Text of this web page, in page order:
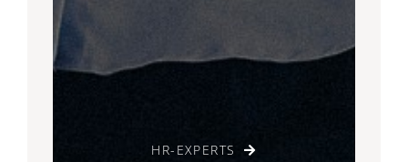
HR-EXPERTS